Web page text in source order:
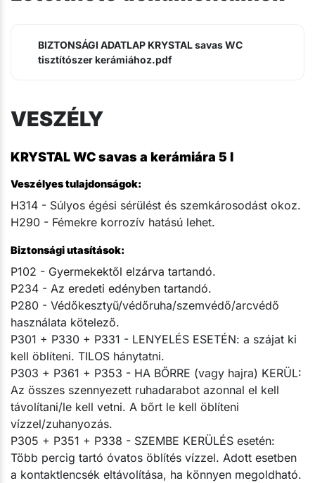
BIZTONSÁGI ADATLAP KRYSTAL savas WC
tisztítószer kerámiához.pdf
VESZÉLY
KRYSTAL WC savas a kerámiára 5 l
Veszélyes tulajdonságok:
H314 - Súlyos égési sérülést és szemkárosodást okoz.
H290 - Fémekre korrozív hatású lehet.
Biztonsági utasítások:
P102 - Gyermekektől elzárva tartandó.
P234 - Az eredeti edényben tartandó.
P280 - Védőkesztyű/védőruha/szemvédő/arcvédő
használata kötelező.
P301 + P330 + P331 - LENYELÉS ESETÉN: a szájat ki
kell öblíteni. TILOS hánytatni.
P303 + P361 + P353 - HA BŐRRE (vagy hajra) KERÜL:
Az összes szennyezett ruhadarabot azonnal el kell
távolítani/le kell vetni. A bőrt le kell öblíteni
vízzel/zuhanyozás.
P305 + P351 + P338 - SZEMBE KERÜLÉS esetén:
Több percig tartó óvatos öblítés vízzel. Adott esetben
a kontaktlencsék eltávolítása, ha könnyen megoldható.